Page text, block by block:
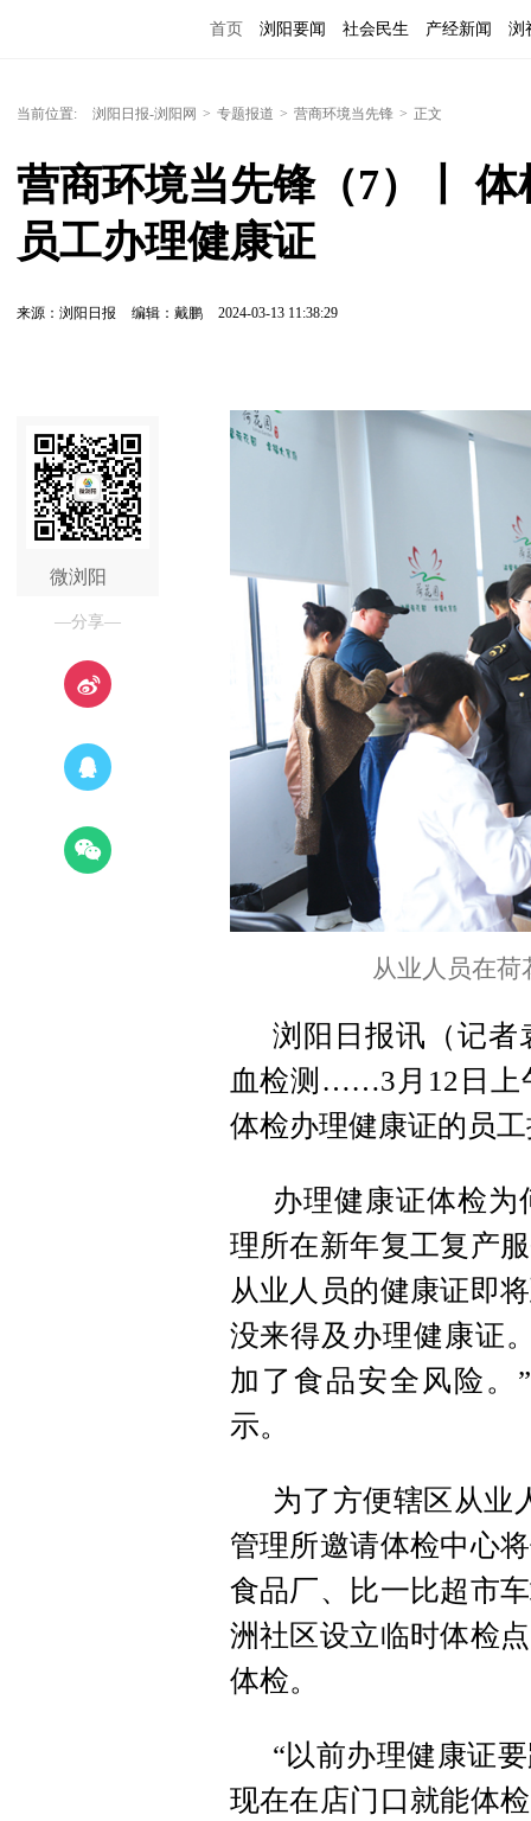
首页 浏阳要闻 社会民生 产经新闻 浏
当前位置: 浏阳日报-浏阳网 > 专题报道 > 营商环境当先锋 > 正文
营商环境当先锋（7）丨
员工办理健康证
来源：浏阳日报 编辑：戴鹏 2024-03-13 11:38:29
微浏阳
—分享—
从业人员在
浏阳日报讯（记者
血检测……3月12日上
体检办理健康证的员
办理健康证体检
理所在新年复工复产
从业人员的健康证即
没来得及办理健康证
加了食品安全风险。
示。
为了方便辖区从业
管理所邀请体检中心
食品厂、比一比超市
洲社区设立临时体检
体检。
“以前办理健康证
现在在店门口就能体